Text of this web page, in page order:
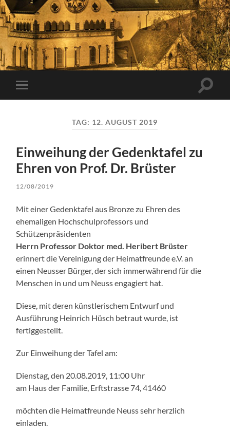
Mobile-
Menü
TAG: 12. AUGUST 2019
Einweihung der Gedenktafel zu
Ehren von Prof. Dr. Brüster
12/08/2019
Mit einer Gedenktafel aus Bronze zu Ehren des
ehemaligen Hochschulprofessors und
Schützenpräsidenten
Herrn Professor Doktor med. Heribert Brüster
erinnert die Vereinigung der Heimatfreunde e.V. an
einen Neusser Bürger, der sich immerwährend für die
Menschen in und um Neuss engagiert hat.
Diese, mit deren künstlerischem Entwurf und
Ausführung Heinrich Hüsch betraut wurde, ist
fertiggestellt.
Zur Einweihung der Tafel am:
Dienstag, den 20.08.2019, 11:00 Uhr
am Haus der Familie, Erftstrasse 74, 41460
möchten die Heimatfreunde Neuss sehr herzlich
einladen.